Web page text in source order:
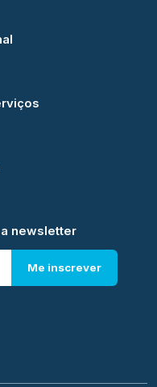
newsletter
Me inscrever